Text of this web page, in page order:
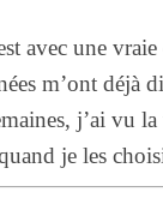
avec une
m’ont déjà
j’ai vu
je les